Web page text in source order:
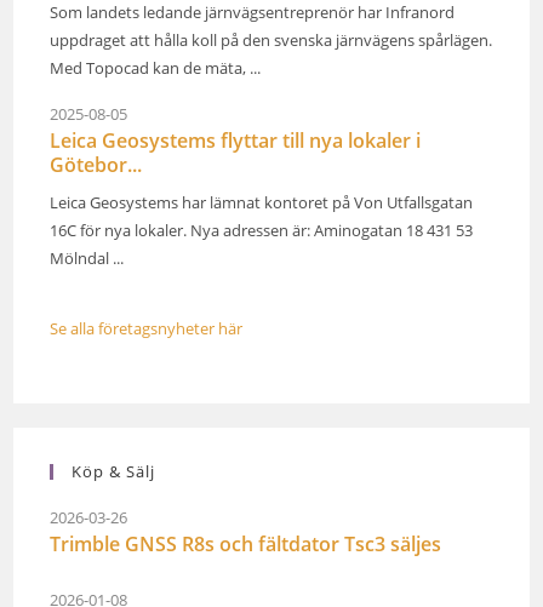
Som landets ledande järnvägsentreprenör har Infranord
uppdraget att hålla koll på den svenska järnvägens spårlägen.
Med Topocad kan de mäta, ...
2025-08-05
Leica Geosystems flyttar till nya lokaler i
Götebor...
Leica Geosystems har lämnat kontoret på Von Utfallsgatan
16C för nya lokaler. Nya adressen är: Aminogatan 18 431 53
Mölndal ...
Se alla företagsnyheter här
Köp & Sälj
2026-03-26
Trimble GNSS R8s och fältdator Tsc3 säljes
2026-01-08